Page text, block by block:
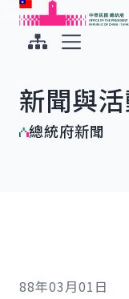
跳到主要內容
中華民國總統府
新聞與
總統府新聞
88年03月01日